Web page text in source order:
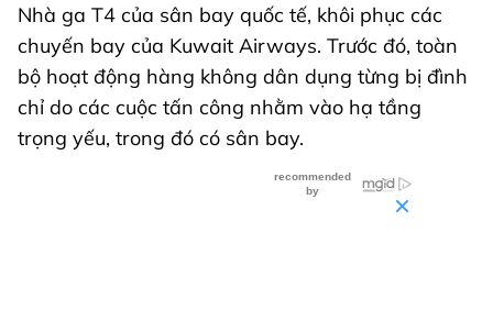
Nhà ga T4 của sân bay quốc tế, khôi phục các
chuyến bay của Kuwait Airways. Trước đó, toàn
bộ hoạt động hàng không dân dụng từng bị đình
chỉ do các cuộc tấn công nhằm vào hạ tầng
trọng yếu, trong đó có sân bay.